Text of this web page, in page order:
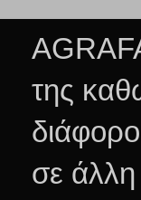
της
σε άλλη